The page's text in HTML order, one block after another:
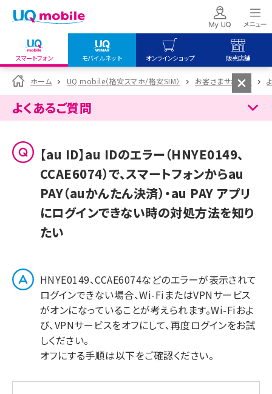
スマートフォン モバイルネット オンラインショップ 販売店舗
my UQ WiMAX
UQ WiMAX ご契約の方
My UQ mobile
UQ mobile
データチャージサイト
UQ mobile
オンラインショップ
UQ WiMAX
UQ mobile
販売店舗
UQ WiMAX
ホーム UQ mobile（格安スマホ/格安SIM） お客さまサポート
よくあるご質問
【au ID】au IDのエラー（HNYE0149、
CCAE6074）で、スマートフォンからau
PAY（auかんたん決済）・au PAY アプリ
にログインできない時の対処方法を知り
たい
HNYE0149、CCAE6074などのエラーが表示されて
ログインできない場合、Wi-FiまたはVPNサービス
がオンになっていることが考えられます。Wi-Fiおよ
び、VPNサービスをオフにして、再度ログインをお試
しください。
オフにする手順は以下をご確認ください。